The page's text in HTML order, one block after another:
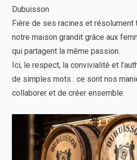
Dubuisson
Fière de ses racines et résolument
notre maison grandit grâce aux
qui partagent la même passion.
Ici, le respect, la convivialité et
de simples mots : ce sont nos
collaborer et de créer ensemble.